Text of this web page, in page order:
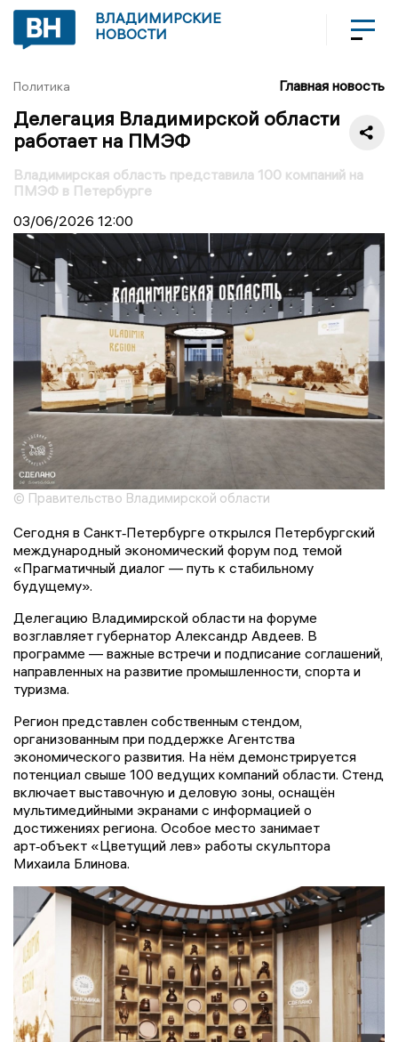
ВЛАДИМИРСКИЕ
НОВОСТИ
Политика Главная новость
Делегация Владимирской области
работает на ПМЭФ
Владимирская область представила 100 компаний на
ПМЭФ в Петербурге
03/06/2026 12:00
© Правительство Владимирской области
Сегодня в Санкт‑Петербурге открылся Петербургский
международный экономический форум под темой
«Прагматичный диалог — путь к стабильному
будущему».
Делегацию Владимирской области на форуме
возглавляет губернатор Александр Авдеев. В
программе — важные встречи и подписание соглашений,
направленных на развитие промышленности, спорта и
туризма.
Регион представлен собственным стендом,
организованным при поддержке Агентства
экономического развития. На нём демонстрируется
потенциал свыше 100 ведущих компаний области. Стенд
включает выставочную и деловую зоны, оснащён
мультимедийными экранами с информацией о
достижениях региона. Особое место занимает
арт‑объект «Цветущий лев» работы скульптора
Михаила Блинова.